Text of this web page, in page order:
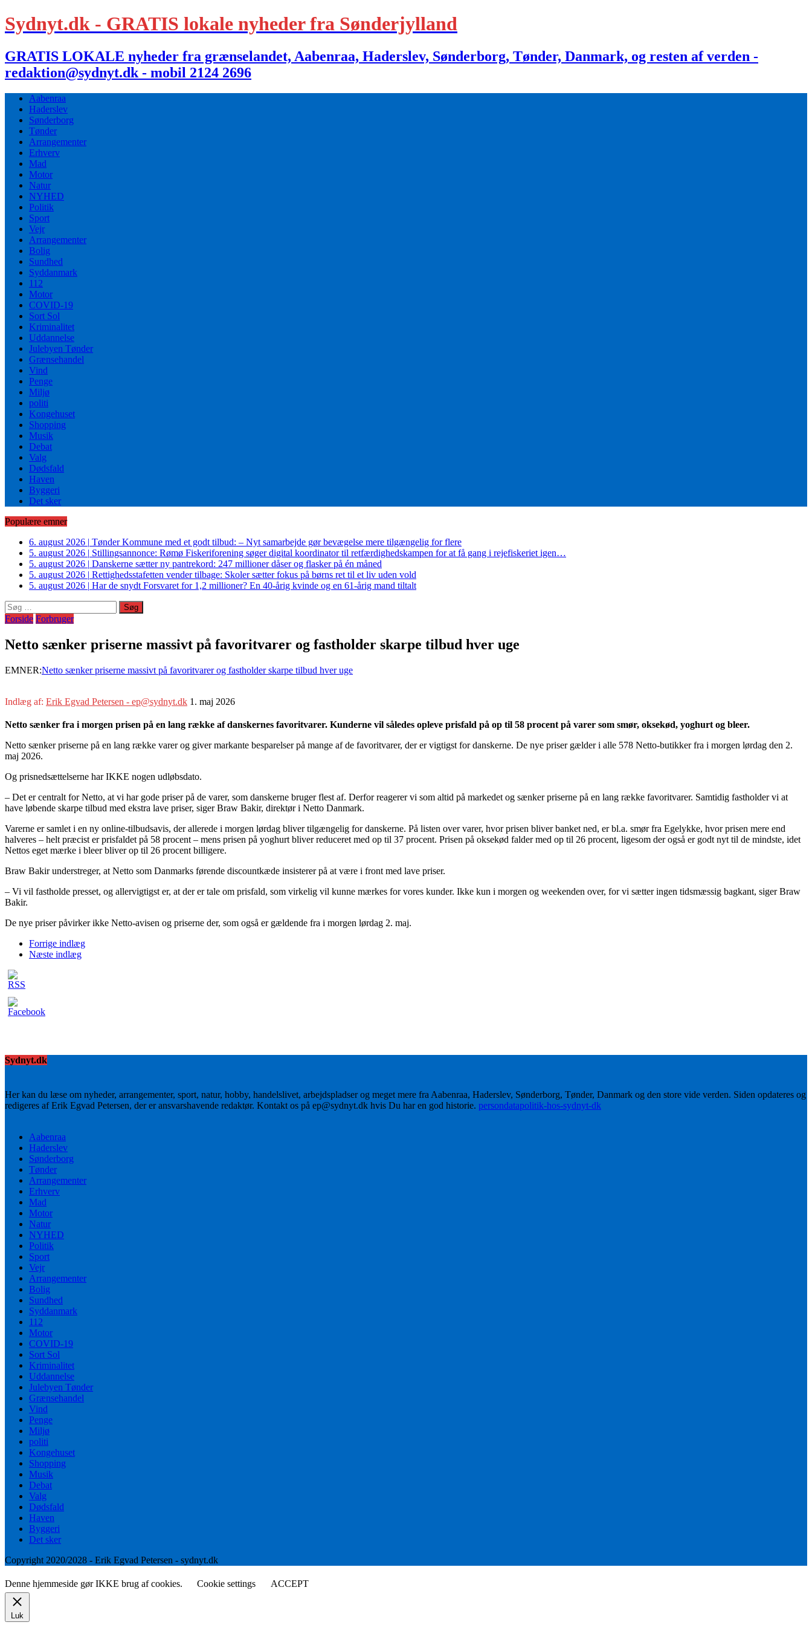
Sydnyt.dk - GRATIS lokale nyheder fra Sønderjylland
GRATIS LOKALE nyheder fra grænselandet, Aabenraa, Haderslev, Sønderborg, Tønder, Danmark, og resten af verden -
redaktion@sydnyt.dk - mobil 2124 2696
Aabenraa
Haderslev
Sønderborg
Tønder
Arrangementer
Erhverv
Mad
Motor
Natur
NYHED
Politik
Sport
Vejr
Arrangementer
Bolig
Sundhed
Syddanmark
112
Motor
COVID-19
Sort Sol
Kriminalitet
Uddannelse
Julebyen Tønder
Grænsehandel
Vind
Penge
Miljø
politi
Kongehuset
Shopping
Musik
Debat
Valg
Dødsfald
Haven
Byggeri
Det sker
Populære emner
6. august 2026 | Tønder Kommune med et godt tilbud: – Nyt samarbejde gør bevægelse mere tilgængelig for flere
5. august 2026 | Stillingsannonce: Rømø Fiskeriforening søger digital koordinator til retfærdighedskampen for at få gang i rejefiskeriet igen…
5. august 2026 | Danskerne sætter ny pantrekord: 247 millioner dåser og flasker på én måned
5. august 2026 | Rettighedsstafetten vender tilbage: Skoler sætter fokus på børns ret til et liv uden vold
5. august 2026 | Har de snydt Forsvaret for 1,2 millioner? En 40-årig kvinde og en 61-årig mand tiltalt
Søg
efter:
Forside Forbruger
Netto sænker priserne massivt på favoritvarer og fastholder skarpe tilbud hver uge
EMNER:Netto sænker priserne massivt på favoritvarer og fastholder skarpe tilbud hver uge
Indlæg af: Erik Egvad Petersen - ep@sydnyt.dk 1. maj 2026
Netto sænker fra i morgen prisen på en lang række af danskernes favoritvarer. Kunderne vil således opleve prisfald på op til 58 procent på varer som smør, oksekød, yoghurt og bleer.
Netto sænker priserne på en lang række varer og giver markante besparelser på mange af de favoritvarer, der er vigtigst for danskerne. De nye priser gælder i alle 578 Netto-butikker fra i morgen lørdag den 2.
maj 2026.
Og prisnedsættelserne har IKKE nogen udløbsdato.
– Det er centralt for Netto, at vi har gode priser på de varer, som danskerne bruger flest af. Derfor reagerer vi som altid på markedet og sænker priserne på en lang række favoritvarer. Samtidig fastholder vi at
have løbende skarpe tilbud med ekstra lave priser, siger Braw Bakir, direktør i Netto Danmark.
Varerne er samlet i en ny online-tilbudsavis, der allerede i morgen lørdag bliver tilgængelig for danskerne. På listen over varer, hvor prisen bliver banket ned, er bl.a. smør fra Egelykke, hvor prisen mere end
halveres – helt præcist er prisfaldet på 58 procent – mens prisen på yoghurt bliver reduceret med op til 37 procent. Prisen på oksekød falder med op til 26 procent, ligesom der også er godt nyt til de mindste, idet
Nettos eget mærke i bleer bliver op til 26 procent billigere.
Braw Bakir understreger, at Netto som Danmarks førende discountkæde insisterer på at være i front med lave priser.
– Vi vil fastholde presset, og allervigtigst er, at der er tale om prisfald, som virkelig vil kunne mærkes for vores kunder. Ikke kun i morgen og weekenden over, for vi sætter ingen tidsmæssig bagkant, siger Braw
Bakir.
De nye priser påvirker ikke Netto-avisen og priserne der, som også er gældende fra i morgen lørdag 2. maj.
Forrige indlæg
Næste indlæg
Sydnyt.dk
Her kan du læse om nyheder, arrangementer, sport, natur, hobby, handelslivet, arbejdspladser og meget mere fra Aabenraa, Haderslev, Sønderborg, Tønder, Danmark og den store vide verden. Siden opdateres og
redigeres af Erik Egvad Petersen, der er ansvarshavende redaktør. Kontakt os på ep@sydnyt.dk hvis Du har en god historie. persondatapolitik-hos-sydnyt-dk
Aabenraa
Haderslev
Sønderborg
Tønder
Arrangementer
Erhverv
Mad
Motor
Natur
NYHED
Politik
Sport
Vejr
Arrangementer
Bolig
Sundhed
Syddanmark
112
Motor
COVID-19
Sort Sol
Kriminalitet
Uddannelse
Julebyen Tønder
Grænsehandel
Vind
Penge
Miljø
politi
Kongehuset
Shopping
Musik
Debat
Valg
Dødsfald
Haven
Byggeri
Det sker
Copyright 2020/2028 - Erik Egvad Petersen - sydnyt.dk
Denne hjemmeside gør IKKE brug af cookies. Cookie settings ACCEPT
Luk